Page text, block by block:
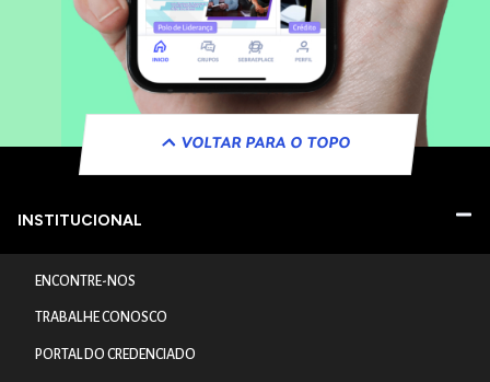
VOLTAR PARA O TOPO
INSTITUCIONAL
ENCONTRE-NOS
TRABALHE CONOSCO
PORTAL DO CREDENCIADO